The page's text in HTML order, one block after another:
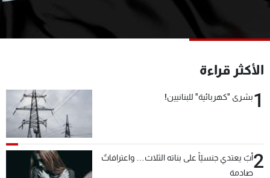
الأكثر قراءة
1بشرى "كهربائية" للبنانيين!
2أبٌ يعتدي جنسيّاً على بناته الثلاث… واعترافاتٌ
صادمة
عن MTV
الإنـتـاج
شروط الإسـتخدام